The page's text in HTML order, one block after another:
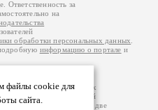
файлы cookie для
сайта.
Ответственность за
на
обработки персональных данных
информацию о портале и
– порядка 200 тысяч
более двух
посещаемости, который
каждой графе указано по две